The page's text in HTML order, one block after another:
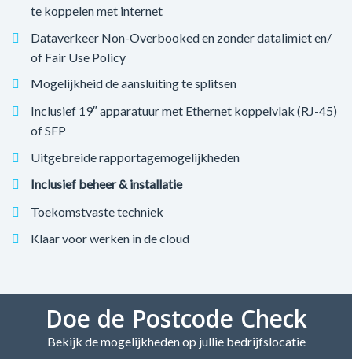
te koppelen met internet
Dataverkeer Non-Overbooked en zonder datalimiet en/
of Fair Use Policy
Mogelijkheid de aansluiting te splitsen
Inclusief 19″ apparatuur met Ethernet koppelvlak (RJ-45)
of SFP
Uitgebreide rapportagemogelijkheden
Inclusief beheer & installatie
Toekomstvaste techniek
Klaar voor werken in de cloud
Doe de Postcode Check
Bekijk de mogelijkheden op jullie bedrijfslocatie